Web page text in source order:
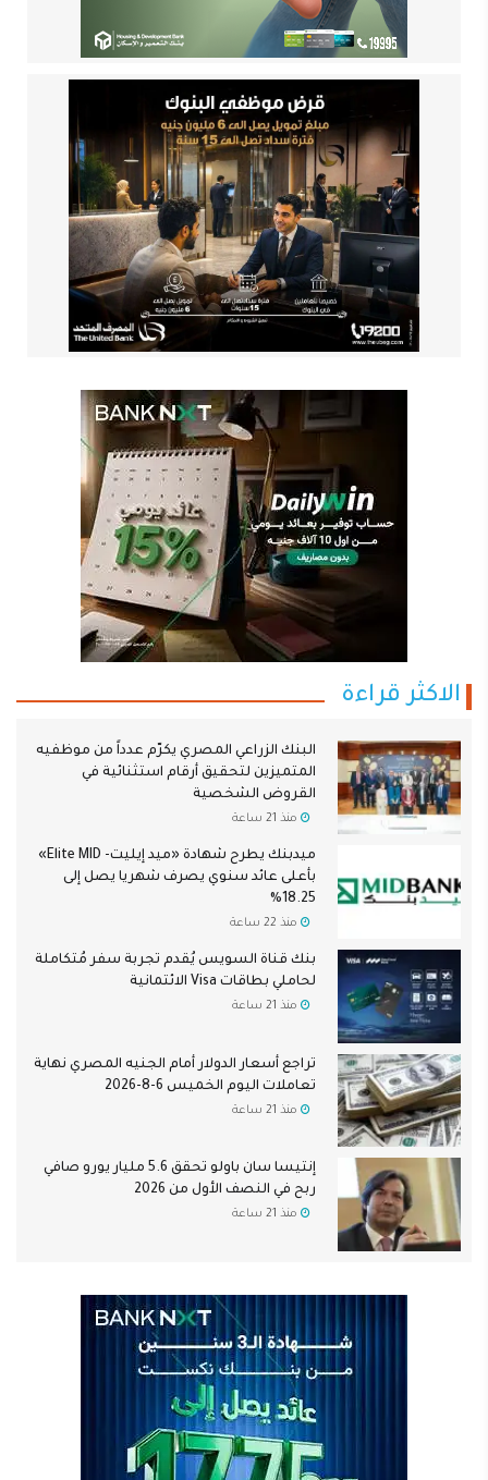
الاكثر قراءة
البنك الزراعي المصري يكرّم عدداً من موظفيه
المتميزين لتحقيق أرقام استثنائية في
القروض الشخصية
منذ 21 ساعة
ميدبنك يطرح شهادة «ميد إيليت- Elite MID»
بأعلى عائد سنوي يصرف شهريا يصل إلى
18.25%
منذ 22 ساعة
بنك قناة السويس يُقدم تجربة سفر مُتكاملة
لحاملي بطاقات Visa الائتمانية
منذ 21 ساعة
تراجع أسعار الدولار أمام الجنيه المصري نهاية
تعاملات اليوم الخميس 6-8-2026
منذ 21 ساعة
إنتيسا سان باولو تحقق 5.6 مليار يورو صافي
ربح في النصف الأول من 2026
منذ 21 ساعة